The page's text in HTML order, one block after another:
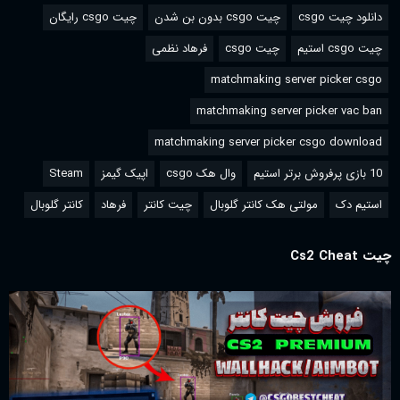
دانلود چیت csgo چیت csgo بدون بن شدن
چیت csgo رایگان
چیت csgo استیم
چیت csgo
فرهاد نظمی
matchmaking server picker csgo
matchmaking server picker vac ban
matchmaking server picker csgo download
10 بازی پرفروش برتر استیم
وال هک csgo اپیک گیمز
Steam
استیم دک
مولتی هک کانتر گلوبال چیت کانتر فرهاد کانتر گلوبال
چیت Cs2 Cheat